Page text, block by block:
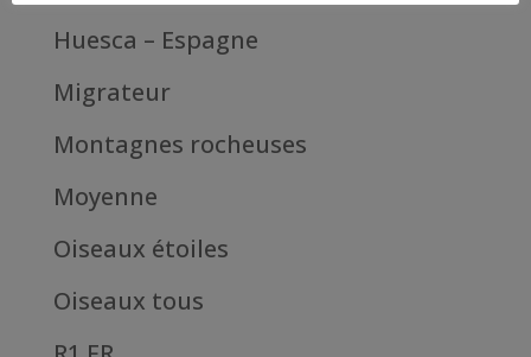
Huesca – Espagne
Migrateur
Montagnes rocheuses
Moyenne
Oiseaux étoiles
Oiseaux tous